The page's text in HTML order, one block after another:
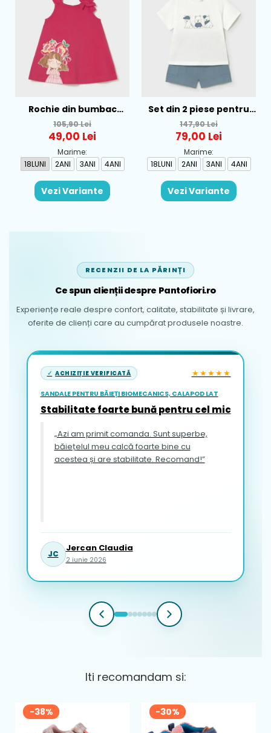
Rochie din bumbac
pentru fete Mayoral,
Rosu - 1930-069
105,90 Lei
49,00 Lei
Marime:
18LUNI
2ANI 3ANI 4ANI
Vezi Variante
Set din 2 piese pentru
baieti Mayoral, Alb-
Albastru - 1665-31
147,90 Lei
79,00 Lei
Marime:
18LUNI
2ANI 3ANI 4ANI
Vezi Variante
RECENZII DE LA PĂRINȚI
Ce spun clienții despre Pantofiori.ro
Experiențe reale despre confort, calitate, stabilitate și livrare,
oferite de clienți care au cumpărat produsele noastre.
ACHIZIȚIE VERIFICATĂ ★★★★★
SANDALE PENTRU BĂIEȚI BIOMECANICS, CALAPOD LAT
Stabilitate foarte bună pentru cel mic
„Azi am primit comanda. Sunt superbe,
băiețelul meu calcă foarte bine cu
acestea și are stabilitate. Recomand!”
JC
Jercan Claudia
2 iunie 2026
Iti recomandam si:
-38% -30%